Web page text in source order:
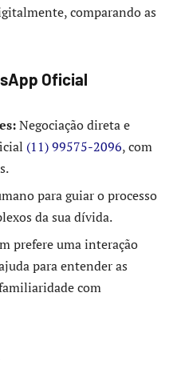
comparando as
Oficial
Negociação direta e
(11) 99575-2096, com
para guiar o processo
da sua dívida.
prefere uma interação
para entender as
com